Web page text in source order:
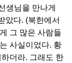
생님을 만나게
았다. (북한에서
그 많은 사람들
사실이었다. 황
더라. 그래도 한